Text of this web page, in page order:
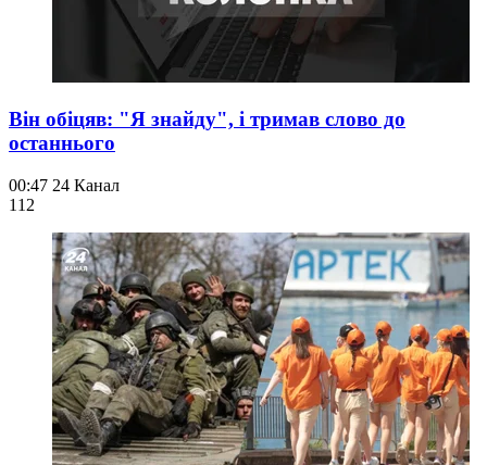
Він обіцяв: "Я знайду", і тримав слово до
останнього
00:47 24 Канал
112